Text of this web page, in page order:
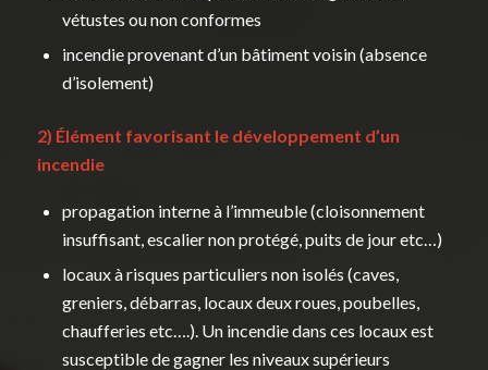
vétustes ou non conformes
incendie provenant d’un bâtiment voisin (absence
d’isolement)
2) Élément favorisant le développement d’un
incendie
propagation interne à l’immeuble (cloisonnement
insuffisant, escalier non protégé, puits de jour etc…)
locaux à risques particuliers non isolés (caves,
greniers, débarras, locaux deux roues, poubelles,
chaufferies etc….). Un incendie dans ces locaux est
susceptible de gagner les niveaux supérieurs